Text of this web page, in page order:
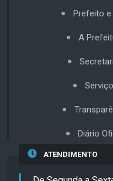
Prefeito e
A
Diário
ATENDIMENTO